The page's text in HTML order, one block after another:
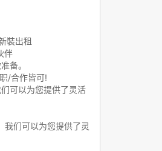
裝出租
伴
备。
/合作皆可!
可以为您提供了灵活
们可以为您提供了灵